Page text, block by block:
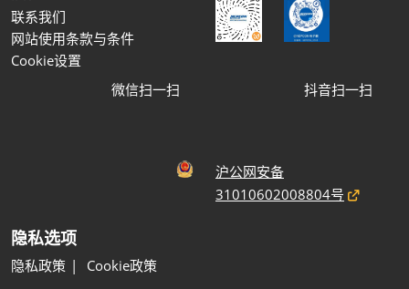
联系我们
网站使用条款与条件
Cookie设置
微信扫一扫 抖音扫一扫
沪公网安备
31010602008804号
隐私选项
隐私政策 Cookie政策